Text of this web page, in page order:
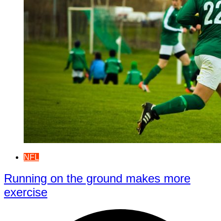
NFL
Running on the ground makes more
exercise